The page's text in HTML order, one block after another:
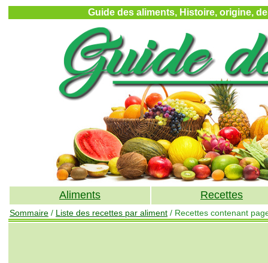
Guide des aliments, Histoire, origine,
Aliments Recettes
Sommaire / Liste des recettes par aliment / Recettes contenant